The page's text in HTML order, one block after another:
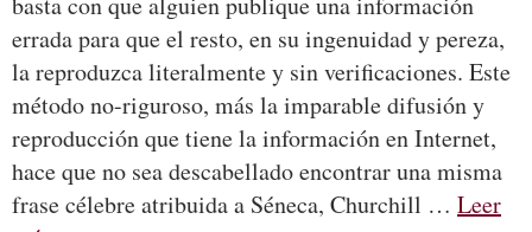
errada para que el resto, en su ingenuidad y pereza,
la reproduzca literalmente y sin verificaciones. Este
método no-riguroso, más la imparable difusión y
reproducción que tiene la información en Internet,
hace que no sea descabellado encontrar una misma
frase célebre atribuida a Séneca, Churchill … Leer